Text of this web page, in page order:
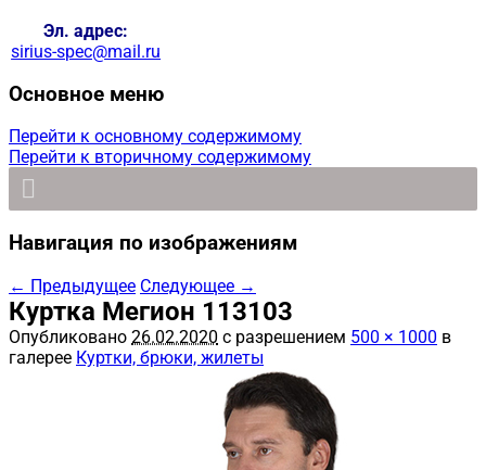
Эл. адрес:
sirius-spec@mail.ru
Основное меню
Перейти к основному содержимому
Перейти к вторичному содержимому
Навигация по изображениям
← Предыдущее Следующее →
Куртка Мегион 113103
Опубликовано 26.02.2020 с разрешением 500 × 1000 в
галерее Куртки, брюки, жилеты